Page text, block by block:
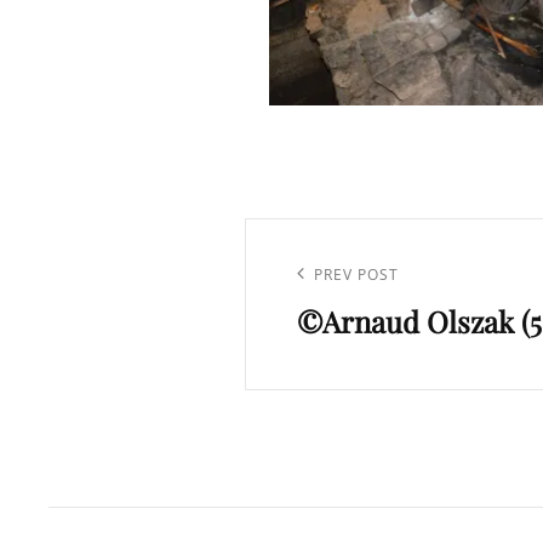
l’article
Previous
Post
PREV POST
©Arnaud Olszak